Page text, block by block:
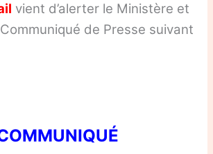
vient d’alerter le Ministère et
de Presse suivant